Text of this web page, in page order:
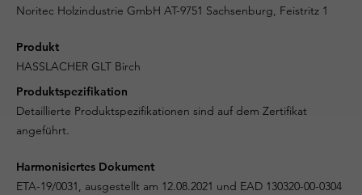
Noritec Holzindustrie GmbH AT-9751 Sachsenburg, Feistritz 1
Produkt
HASSLACHER GLT Birch
Produktspezifikation
Detaillierte Produktspezifikationen sind auf dem Zertifikat
angeführt.
Harmonisiertes Dokument
ETA-19/0031, ausgestellt am 12.08.2021 und EAD 130320-00-0304